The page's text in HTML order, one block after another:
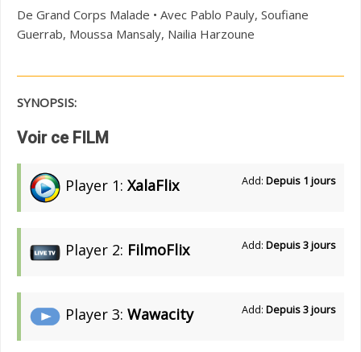
De Grand Corps Malade • Avec Pablo Pauly, Soufiane
Guerrab, Moussa Mansaly, Nailia Harzoune
SYNOPSIS:
Voir ce FILM
Player 1: XalaFlix Add: Depuis 1 jours
Player 2: FilmoFlix Add: Depuis 3 jours
Player 3: Wawacity Add: Depuis 3 jours